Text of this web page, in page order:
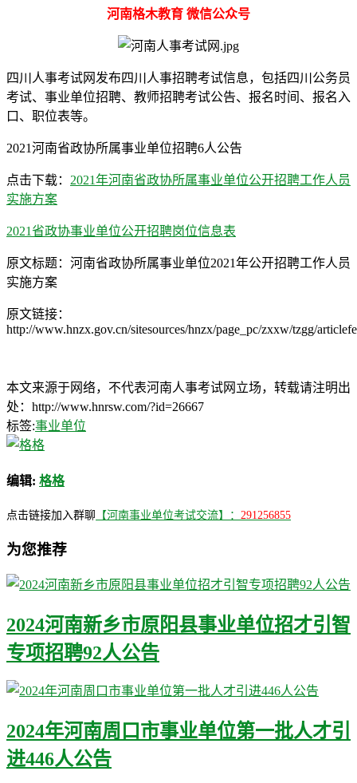
河南格木教育 微信公众号
四川人事考试网发布四川人事招聘考试信息，包括四川公务员
考试、事业单位招聘、教师招聘考试公告、报名时间、报名入
口、职位表等。
2021河南省政协所属事业单位招聘6人公告
点击下载： 2021年河南省政协所属事业单位公开招聘工作人员
实施方案
2021省政协事业单位公开招聘岗位信息表
原文标题：河南省政协所属事业单位2021年公开招聘工作人员
实施方案
原文链接：
http://www.hnzx.gov.cn/sitesources/hnzx/page_pc/zxxw/tzgg/
本文来源于网络，不代表河南人事考试网立场，转载请注明出
处：http://www.hnrsw.com/?id=26667
标签:事业单位
编辑: 格格
点击链接加入群聊 【河南事业单位考试交流】： 291256855
为您推荐
2024河南新乡市原阳县事业单位招才引智
专项招聘92人公告
2024年河南周口市事业单位第一批人才引
进446人公告